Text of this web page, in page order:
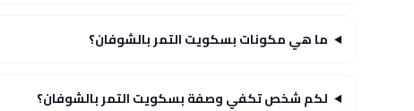
ما هي مكونات بسكويت التمر بالشوفان؟
لكم شخص تكفي وصفة بسكويت التمر بالشوفان؟